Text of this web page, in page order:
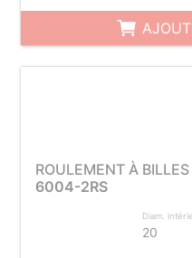
ROULEMENT À BILLES
6004-2RS
Diam.
20